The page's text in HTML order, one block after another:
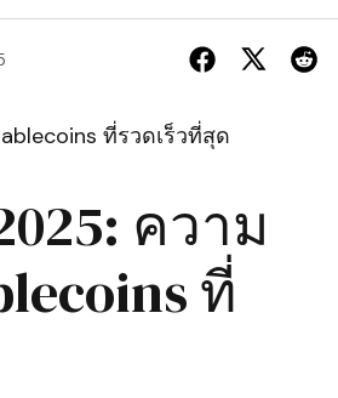
ที่รวดเร็วที่สุด
ความ
ที่